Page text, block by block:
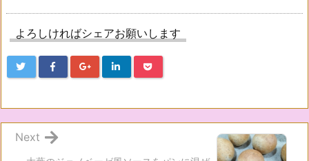
よろしければシェアお願いします
Next